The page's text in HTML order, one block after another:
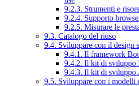
9.2.3. Strumenti e
9.2.4. Supporto
9.2.5. Misurare le
9.3. Catalogo del riuso
9.4. Sviluppare con il design
9.4.1. Il framework
9.4.2. Il kit di sviluppo
9.4.3. Il kit di sviluppo
9.5. Sviluppare con i modelli